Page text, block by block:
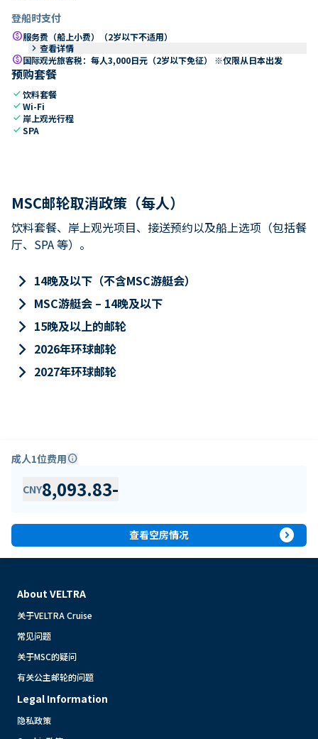
登船时支付
paid服务费（船上小费）（2岁以下不适用）
keyboard_arrow_right 查看详情
paid国际观光旅客税：每人3,000日元（2岁以下免征） ※仅限从日本出发
预购套餐
check饮料套餐
checkWi-Fi
check 岸上观光行程
checkSPA
MSC邮轮取消政策（每人）
饮料套餐、岸上观光项目、接送预约以及船上选项（包括餐
厅、SPA 等）。
keyboard_arrow_right 14晚及以下（不含MSC游艇会）
keyboard_arrow_right MSC游艇会 – 14晚及以下
keyboard_arrow_right 15晚及以上的邮轮
keyboard_arrow_right 2026年环球邮轮
keyboard_arrow_right 2027年环球邮轮
成人1位费用info
CNY8,093.83-
查看空房情况 expand_circle_right
About VELTRA
关于VELTRA Cruise
常见问题
关于MSC的疑问
有关公主邮轮的问题
Legal Information
隐私政策